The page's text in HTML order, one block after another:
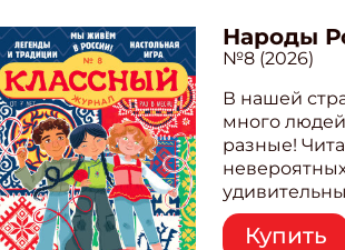
Народы
№8 (2026)
В нашей
много
разные!
народов
Легенды
Купить